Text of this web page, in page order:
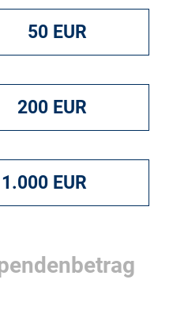
50 EUR
200 EUR
1.000 EUR